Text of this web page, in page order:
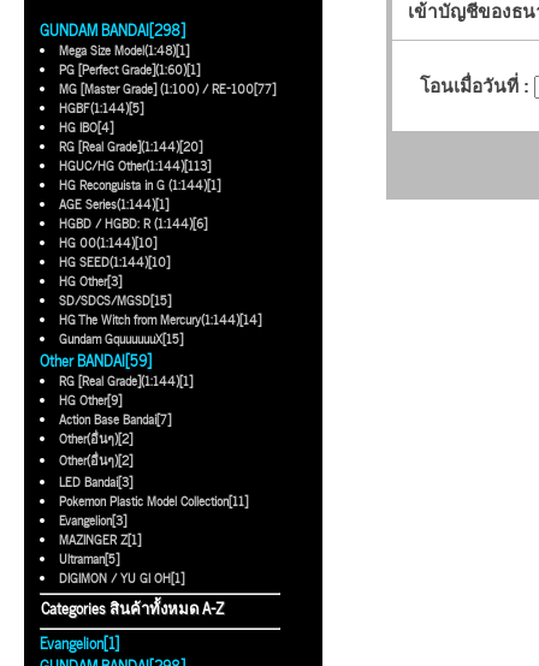
GUNDAM BANDAI[298]
Mega Size Model(1:48)[1]
PG [Perfect Grade](1:60)[1]
MG [Master Grade] (1:100) / RE-100[77]
HGBF(1:144)[5]
HG IBO[4]
RG [Real Grade](1:144)[20]
HGUC/HG Other(1:144)[113]
HG Reconguista in G (1:144)[1]
AGE Series(1:144)[1]
HGBD / HGBD: R (1:144)[6]
HG 00(1:144)[10]
HG SEED(1:144)[10]
HG Other[3]
SD/SDCS/MGSD[15]
HG The Witch from Mercury(1:144)[14]
Gundam GquuuuuuX[15]
Other BANDAI[59]
RG [Real Grade](1:144)[1]
HG Other[9]
Action Base Bandai[7]
Other(อื่นๆ)[2]
Other(อื่นๆ)[2]
LED Bandai[3]
Pokemon Plastic Model Collection[11]
Evangelion[3]
MAZINGER Z[1]
Ultraman[5]
DIGIMON / YU GI OH[1]
Categories สินค้าทั้งหมด A-Z
Evangelion[1]
เข้าบัญชีของธน
โอนเมื่อวันที่ :